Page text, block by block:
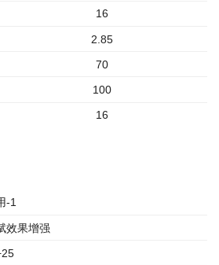
16
2.85
70
100
16
-1
效果增强